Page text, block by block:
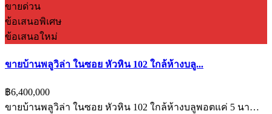
ขายด่วน
ข้อเสนอพิเศษ
ข้อเสนอใหม่
ขายบ้านพลูวิล่า ในซอย หัวหิน 102 ใกล้ห้างบลู...
฿6,400,000
ขายบ้านพลูวิล่า ในซอย หัวหิน 102 ใกล้ห้างบลูพอตแค่ 5 นา…